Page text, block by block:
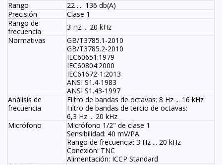
Rango
22 ... 136 db(A)
Precisión
Clase 1
Rango de
frecuencia
3 Hz ... 20 kHz
Normativas
GB/T3785.1-2010
GB/T3785.2-2010
IEC60651:1979
IEC60804:2000
IEC61672-1:2013
ANSI S1.4-1983
ANSI S1.43-1997
Análisis de
frecuencia
Filtro de bandas de octavas: 8 Hz ... 16 kHz
Filtro de bandas de tercio de octavas:
6,3 Hz ... 20 kHz
Micrófono
Micrófono 1/2" de clase 1
Sensibilidad: 40 mV/PA
Rango de frecuencia: 3 Hz ... 20 kHz
Conexión: TNC
Alimentación: ICCP Standard